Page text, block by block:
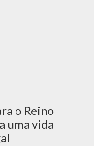
o Reino
uma vida